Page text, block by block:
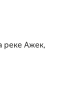
реке Ажек,